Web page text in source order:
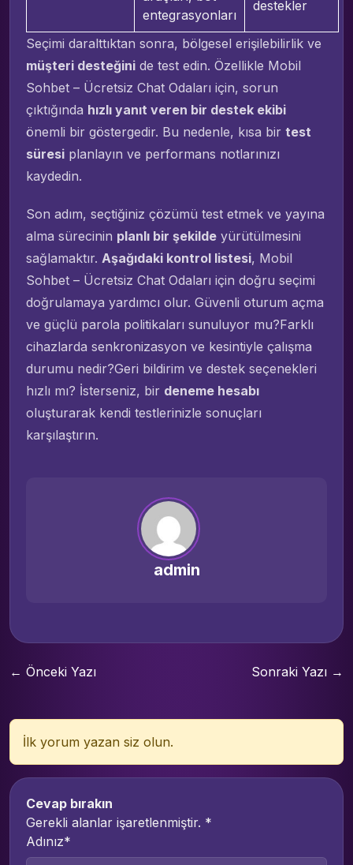
entegrasyonları
destekler
Seçimi daralttıktan sonra, bölgesel erişilebilirlik ve
müşteri desteğini de test edin. Özellikle Mobil
Sohbet – Ücretsiz Chat Odaları için, sorun
çıktığında hızlı yanıt veren bir destek ekibi
önemli bir göstergedir. Bu nedenle, kısa bir test
süresi planlayın ve performans notlarınızı
kaydedin.
Son adım, seçtiğiniz çözümü test etmek ve yayına
alma sürecinin planlı bir şekilde yürütülmesini
sağlamaktır. Aşağıdaki kontrol listesi, Mobil
Sohbet – Ücretsiz Chat Odaları için doğru seçimi
doğrulamaya yardımcı olur. Güvenli oturum açma
ve güçlü parola politikaları sunuluyor mu?Farklı
cihazlarda senkronizasyon ve kesintiyle çalışma
durumu nedir?Geri bildirim ve destek seçenekleri
hızlı mı? İsterseniz, bir deneme hesabı
oluşturarak kendi testlerinizle sonuçları
karşılaştırın.
admin
← Önceki Yazı Sonraki Yazı →
İlk yorum yazan siz olun.
Cevap bırakın
Gerekli alanlar işaretlenmiştir. *
Adınız*